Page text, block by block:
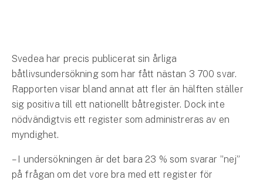
Kattförsäkring
Djurförsäkring
Hem & hus
Hemförsäkring
Villaförsäkring
Svedea har precis publicerat sin årliga
båtlivsundersökning som har fått nästan 3 700 svar.
Rapporten visar bland annat att fler än hälften ställer
sig positiva till ett nationellt båtregister. Dock inte
nödvändigtvis ett register som administreras av en
myndighet.
– I undersökningen är det bara 23 % som svarar ”nej”
på frågan om det vore bra med ett register för